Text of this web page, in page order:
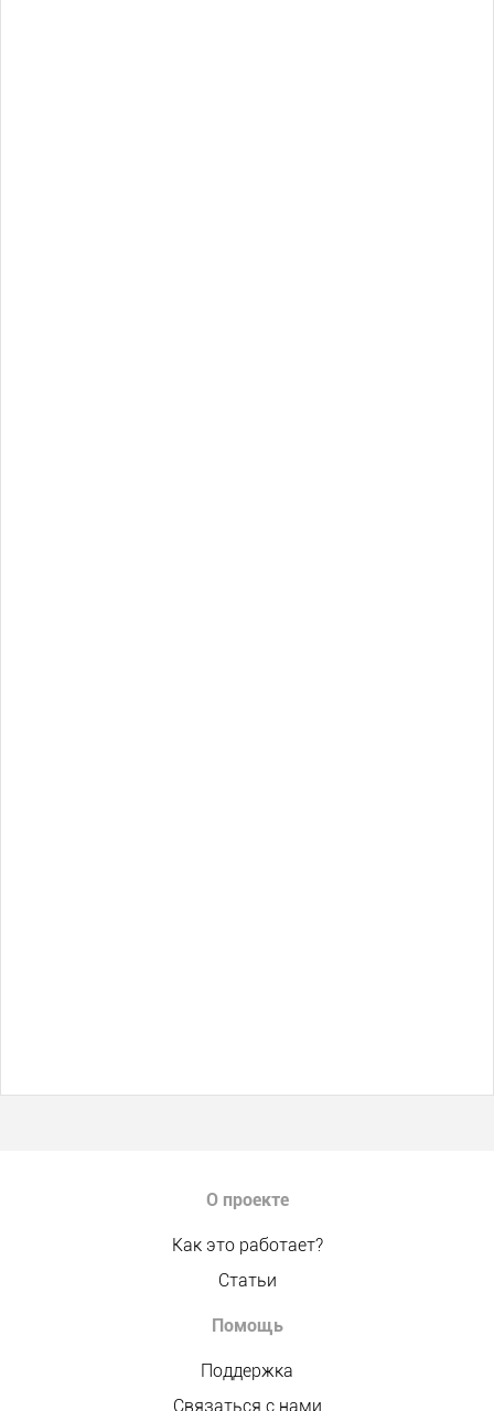
О проекте
Как это работает?
Статьи
Помощь
Поддержка
Связаться с нами